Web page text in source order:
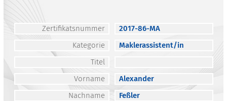
Zertifikatsnummer
2017-86-MA
Kategorie
Maklerassistent/in
Titel
Vorname
Alexander
Nachname
Feßler